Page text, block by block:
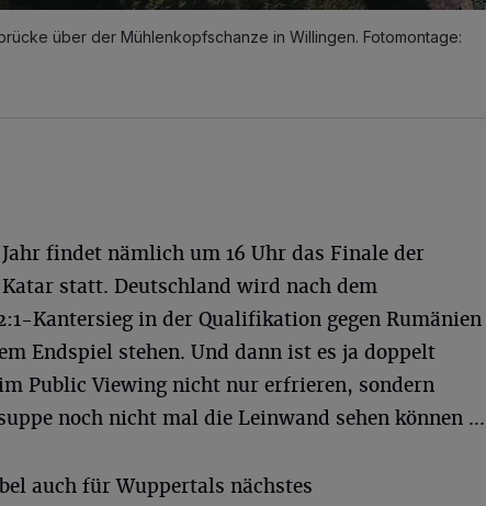
über der Mühlenkopfschanze in Willingen. Fotomontage:
findet nämlich um 16 Uhr das Finale der
statt. Deutschland wird nach dem
Kantersieg in der Qualifikation gegen Rumänien
Endspiel stehen. Und dann ist es ja doppelt
Public Viewing nicht nur erfrieren, sondern
noch nicht mal die Leinwand sehen können ...
auch für Wuppertals nächstes